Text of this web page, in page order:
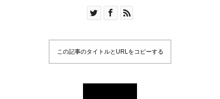
この記事のタイトルとURLをコピーする